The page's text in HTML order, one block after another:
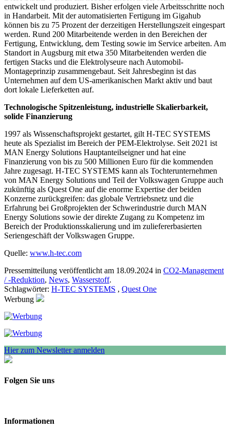
entwickelt und produziert. Bisher erfolgen viele Arbeitsschritte noch
in Handarbeit. Mit der automatisierten Fertigung im Gigahub
können bis zu 75 Prozent der derzeitigen Herstellungszeit eingespart
werden. Rund 200 Mitarbeitende werden in den Bereichen der
Fertigung, Entwicklung, dem Testing sowie im Service arbeiten. Am
Standort in Augsburg mit etwa 350 Mitarbeitenden werden die
fertigen Stacks und die Elektrolyseure nach Automobil-
Montageprinzip zusammengebaut. Seit Jahresbeginn ist das
Unternehmen auf dem US-amerikanischen Markt aktiv und baut
dort lokale Lieferketten auf.
Technologische Spitzenleistung, industrielle Skalierbarkeit,
solide Finanzierung
1997 als Wissenschaftsprojekt gestartet, gilt H-TEC SYSTEMS
heute als Spezialist im Bereich der PEM-Elektrolyse. Seit 2021 ist
MAN Energy Solutions Hauptanteilseigner und hat eine
Finanzierung von bis zu 500 Millionen Euro für die kommenden
Jahre zugesagt. H-TEC SYSTEMS kann als Tochterunternehmen
von MAN Energy Solutions und Teil der Volkswagen Gruppe auch
zukünftig als Quest One auf die enorme Expertise der beiden
Konzerne zurückgreifen: das globale Vertriebsnetz und die
Erfahrung bei Großprojekten der Schwerindustrie durch MAN
Energy Solutions sowie der direkte Zugang zu Kompetenz im
Bereich der Produktionsskalierung und im zuliefererbasierten
Seriengeschäft der Volkswagen Gruppe.
Quelle: www.h-tec.com
Pressemitteilung veröffentlicht am 18.09.2024 in CO2-Management
/ -Reduktion, News, Wasserstoff.
Schlagwörter: H-TEC SYSTEMS , Quest One
Werbung
Hier zum Newsletter anmelden
Folgen Sie uns
Informationen